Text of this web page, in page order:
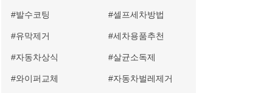
발수코팅 셀프세차방법
유막제거 세차용품추천
자동차상식 살균소독제
와이퍼교체 자동차벌레제거